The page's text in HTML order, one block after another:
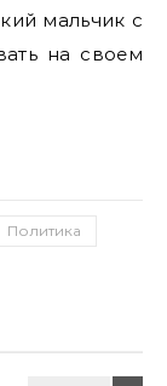
мальчик с
на своем
Политика